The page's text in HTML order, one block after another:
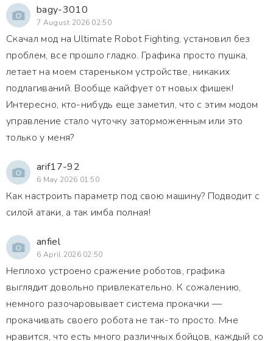
bagy-3010
7 August 2026 02:50
Скачал мод на Ultimate Robot Fighting, установил без
проблем, все прошло гладко. Графика просто пушка,
летает на моем стареньком устройстве, никаких
подлагиваний. Вообще кайфует от новых фишек!
Интересно, кто-нибудь еще заметил, что с этим модом
управление стало чуточку заторможенным или это
только у меня?
arif17-92
6 May 2026 01:50
Как настроить параметр под свою машину? Подводит с
силой атаки, а так имба полная!
anfiel
6 April 2026 02:50
Неплохо устроено сражение роботов, графика
выглядит довольно привлекательно. К сожалению,
немного разочаровывает система прокачки —
прокачивать своего робота не так-то просто. Мне
нравится, что есть много различных бойцов, каждый со